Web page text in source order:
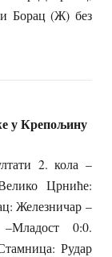
Борац (Ж) без
у Крепољину
2. кола –
Црниће:
Железничар –
0:0.
Рудар